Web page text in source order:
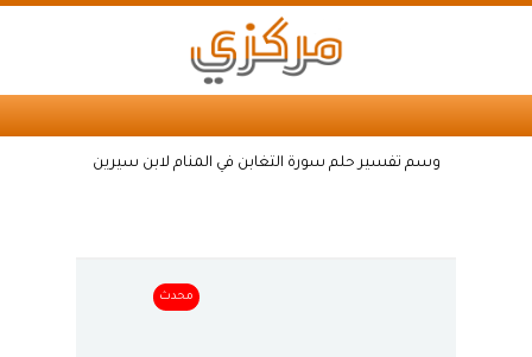
وسم تفسير حلم سورة التغابن في المنام لابن سيرين
محدث